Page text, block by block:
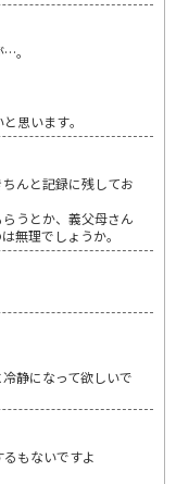
。
思います｡
んと記録に残してお
うとか、義父母さん
無理でしょうか。
静になって欲しいで
もないですよ